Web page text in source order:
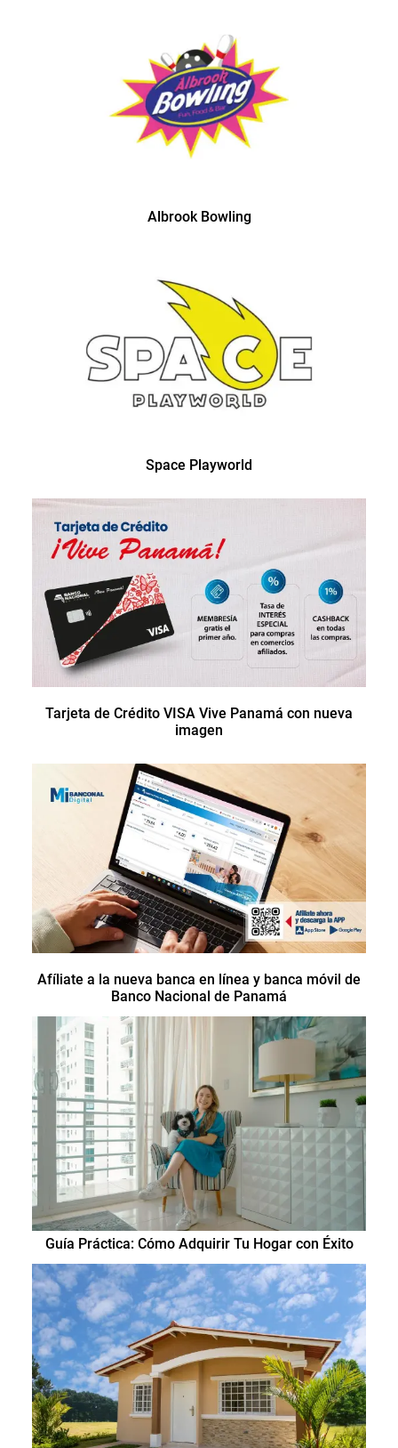
Albrook Bowling
Space Playworld
Tarjeta de Crédito VISA Vive Panamá con nueva
imagen
Afíliate a la nueva banca en línea y banca móvil de
Banco Nacional de Panamá
Guía Práctica: Cómo Adquirir Tu Hogar con Éxito